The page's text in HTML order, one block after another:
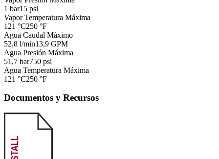
1 bar15 psi
Vapor Temperatura Máxima
121 °C250 °F
Agua Caudal Máximo
52,8 l/min13,9 GPM
Agua Presión Máxima
51,7 bar750 psi
Agua Temperatura Máxima
121 °C250 °F
Documentos y Recursos